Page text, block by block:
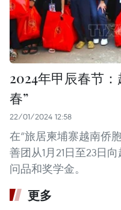
2024年甲辰春节
春”
22/01/2024 12:58
在“旅居柬埔寨越南侨
善团从1月21日至23日
问品和奖学金。
更多